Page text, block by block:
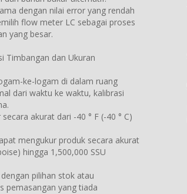
dengan nilai error yang rendah
flow meter LC sebagai proses
yang besar.
Timbangan dan Ukuran
ke-logam di dalam ruang
dari waktu ke waktu, kalibrasi
akurat dari -40 ° F (-40 ° C)
mengukur produk secara akurat
hingga 1,500,000 SSU
pilihan stok atau
pemasangan yang tiada